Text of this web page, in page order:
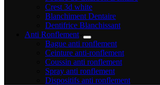
Crest 3d white
Blanchiment Dentaire
Dentifrice Blanchissant
Anti Ronflement
Bague anti ronflement
Ceinture anti-ronflement
Coussin anti ronflement
Spray anti ronflement
Dispositifs anti ronflement